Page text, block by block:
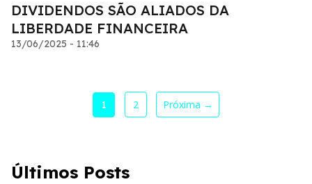
DIVIDENDOS SÃO ALIADOS DA
LIBERDADE FINANCEIRA
13/06/2025 - 11:46
1 2 Próxima →
Últimos Posts